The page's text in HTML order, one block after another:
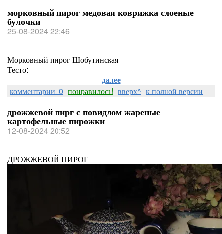
морковный пирог медовая коврижка слоеные
булочки
25-08-2024 22:46
Морковный пирог Шобутинская
Тесто:
далее
комментарии: 0 понравилось! вверх^ к полной версии
дрожжевой пирг с повидлом жареные
картофельные пирожки
12-08-2024 20:52
ДРОЖЖЕВОЙ ПИРОГ